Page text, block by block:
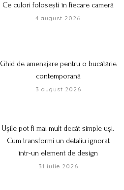
Ce culori folosești în fiecare cameră
4 august 2026
Ghid de amenajare pentru o bucătărie
contemporană
3 august 2026
Ușile pot fi mai mult decât simple uși.
Cum transformi un detaliu ignorat
într-un element de design
31 iulie 2026